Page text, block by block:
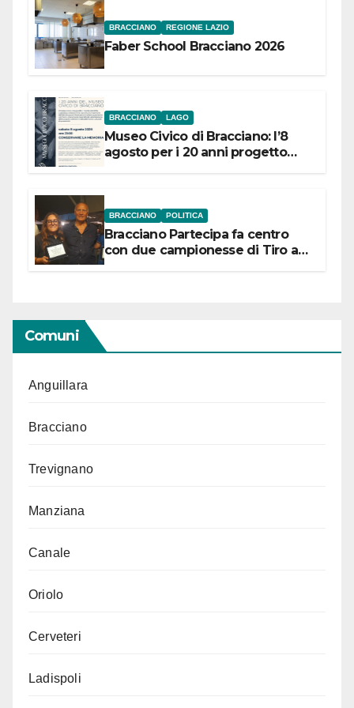
BRACCIANO REGIONE LAZIO
Faber School Bracciano 2026
BRACCIANO LAGO
Museo Civico di Bracciano: l’8
agosto per i 20 anni progetto
BRACCIANO POLITICA
Bracciano Partecipa fa centro
con due campionesse di Tiro a
Comuni
Anguillara
Bracciano
Trevignano
Manziana
Canale
Oriolo
Cerveteri
Ladispoli